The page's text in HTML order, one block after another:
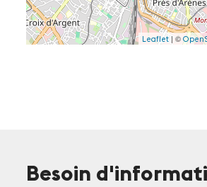
Leaflet| ©
Besoin